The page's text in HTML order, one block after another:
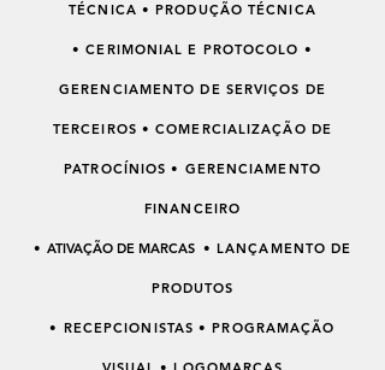
TÉCNICA • PRODUÇÃO TÉCNICA
• CERIMONIAL E PROTOCOLO •
GERENCIAMENTO DE SERVIÇOS DE
TERCEIROS • COMERCIALIZAÇÃO DE
PATROCÍNIOS • GERENCIAMENTO
FINANCEIRO
• ATIVAÇÃO DE MARCAS •LANÇAMENTO DE
PRODUTOS
• RECEPCIONISTAS • PROGRAMAÇÃO